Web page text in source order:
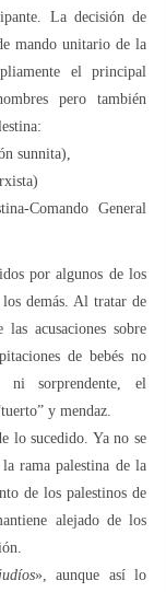
La decisión de
mando unitario de la
el principal
pero también
sunnita),
Comando General
por algunos de los
los demás. Al tratar de
acusaciones sobre
de bebés no
sorprendente, el
y mendaz.
lo sucedido. Ya no se
rama palestina de la
de los palestinos de
alejado de los
», aunque así lo